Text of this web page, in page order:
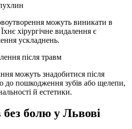
можуть виникати в
хірургічне видалення є
ускладнень.
після травм
можуть знадобитися після
до пошкодження зубів або щелепи,
й естетики.
без болю у Львові